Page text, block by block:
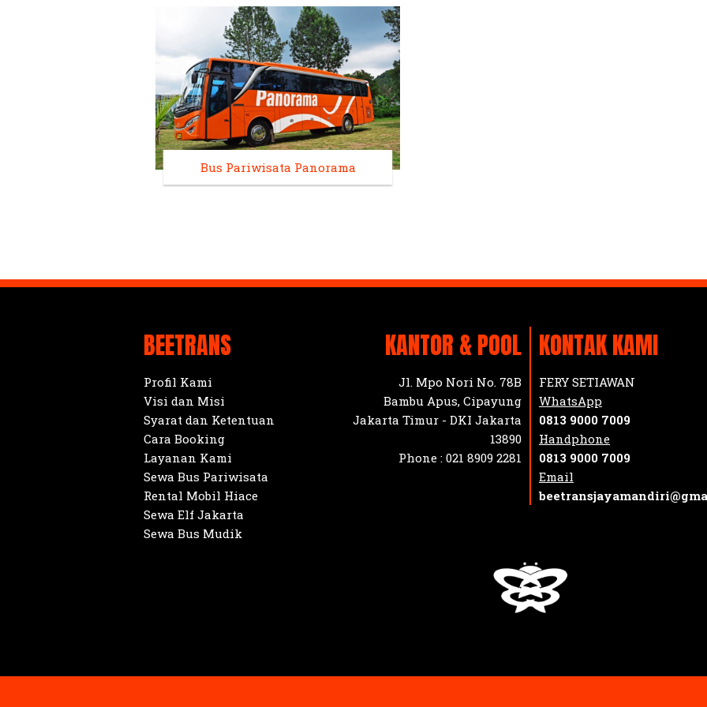
Bus Pariwisata Panorama
BEETRANS
Profil Kami
Visi dan Misi
Syarat dan Ketentuan
Cara Booking
Layanan Kami
Sewa Bus Pariwisata
Rental Mobil Hiace
Sewa Elf Jakarta
Sewa Bus Mudik
KANTOR & POOL
Jl. Mpo Nori No. 78B
Bambu Apus, Cipayung
Jakarta Timur - DKI Jakarta
13890
Phone : 021 8909 2281
KONTAK KAMI
FERY SETIAWAN
WhatsApp
0813 9000 7009
Handphone
0813 9000 7009
Email